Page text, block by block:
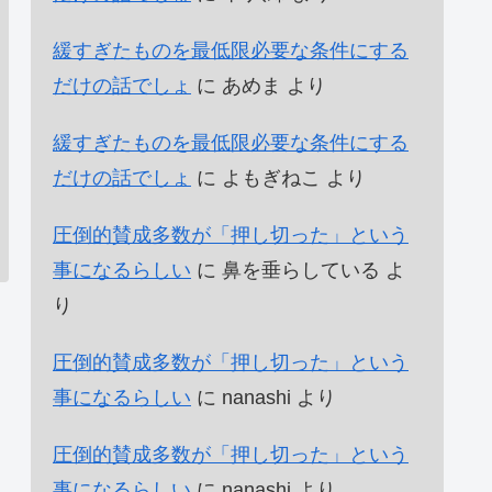
緩すぎたものを最低限必要な条件にする
だけの話でしょ に あめま より
緩すぎたものを最低限必要な条件にする
だけの話でしょ に よもぎねこ より
圧倒的賛成多数が「押し切った」という
事になるらしい に 鼻を垂らしている よ
り
圧倒的賛成多数が「押し切った」という
事になるらしい に nanashi より
圧倒的賛成多数が「押し切った」という